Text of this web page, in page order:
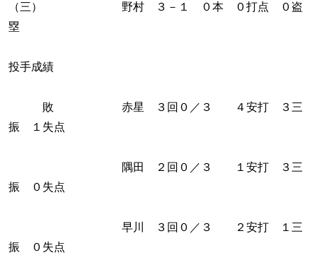
（三） 野村 ３－１ ０本 ０打点 ０盗
塁
投手成績
敗 赤星 ３回０／３ ４安打 ３三
振 １失点
隅田 ２回０／３ １安打 ３三
振 ０失点
早川 ３回０／３ ２安打 １三
振 ０失点